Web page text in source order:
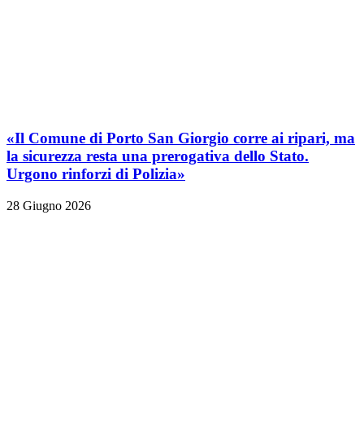
«Il Comune di Porto San Giorgio corre ai ripari, ma
la sicurezza resta una prerogativa dello Stato.
Urgono rinforzi di Polizia»
28 Giugno 2026